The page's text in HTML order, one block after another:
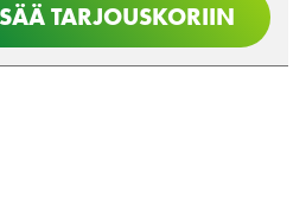
TARJOUSKORIIN